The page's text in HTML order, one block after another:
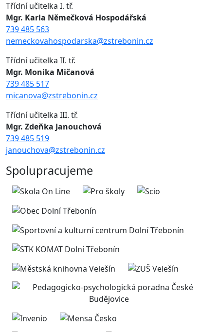
Třídní učitelka I. tř.
Mgr. Karla Němečková Hospodářská
739 485 563
nemeckovahospodarska@zstrebonin.cz
Třídní učitelka II. tř.
Mgr. Monika Mičanová
739 485 517
micanova@zstrebonin.cz
Třídní učitelka III. tř.
Mgr. Zdeňka Janouchová
739 485 519
janouchova@zstrebonin.cz
Spolupracujeme